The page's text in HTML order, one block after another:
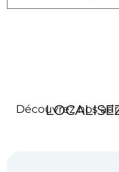
Découvrez nos